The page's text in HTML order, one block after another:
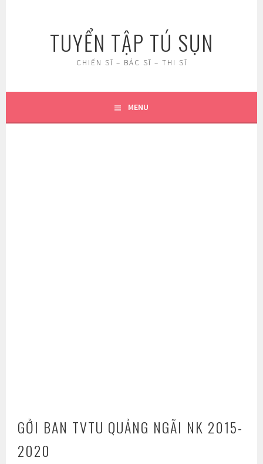
TUYỂN TẬP TÚ SỤN
CHIẾN SĨ – BÁC SĨ – THI SĨ
MENU
GỞI BAN TVTU QUẢNG NGÃI NK 2015-
2020